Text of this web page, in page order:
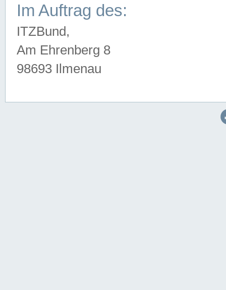
Im Auftrag des:
ITZBund,
Am Ehrenberg 8
98693 Ilmenau